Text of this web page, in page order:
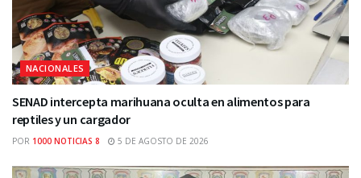
NACIONALES
SENAD intercepta marihuana oculta en alimentos para
reptiles y un cargador
POR 1000 NOTICIAS 8 5 DE AGOSTO DE 2026